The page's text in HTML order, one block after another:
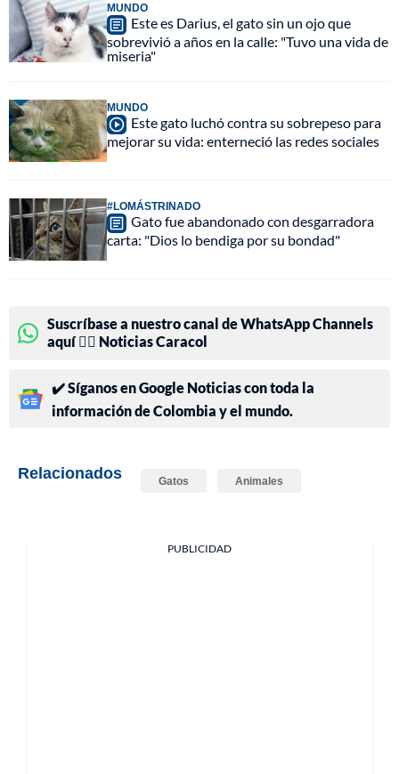
MUNDO
Este es Darius, el gato sin un ojo que
sobrevivió a años en la calle: "Tuvo una vida de
miseria"
MUNDO
Este gato luchó contra su sobrepeso para
mejorar su vida: enterneció las redes sociales
#LOMÁSTRINADO
Gato fue abandonado con desgarradora
carta: "Dios lo bendiga por su bondad"
Suscríbase a nuestro canal de WhatsApp Channels
aquí 👉🏻 Noticias Caracol
✔️ Síganos en Google Noticias con toda la
información de Colombia y el mundo.
Relacionados Gatos Animales
PUBLICIDAD